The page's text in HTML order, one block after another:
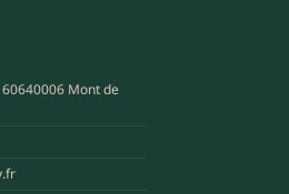
Mont de